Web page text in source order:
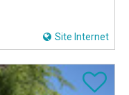
Site Internet